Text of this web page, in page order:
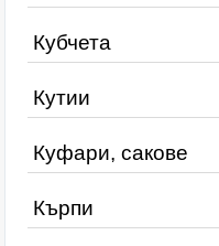
Кубчета
Кутии
Куфари, сакове
Кърпи